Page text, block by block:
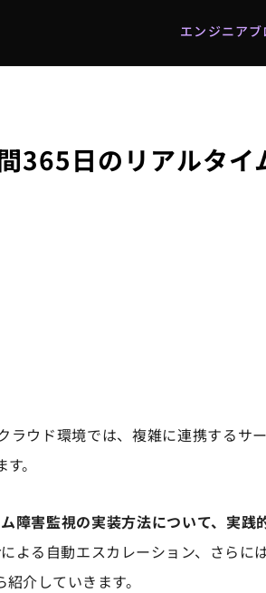
エンジニアブ
365日のリアルタイ
ラウド環境では、複雑に連携するサ
。
害監視の実装方法について、実践
る自動エスカレーション、さらに
介していきます。